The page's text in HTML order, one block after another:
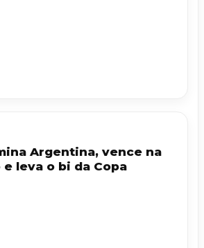
Argentina, vence na
leva o bi da Copa